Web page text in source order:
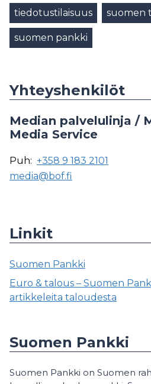
tiedotustilaisuus suomen
suomen pankki
Yhteyshenkilöt
Median palvelulinja /
Media Service
Puh: +358 9 183 2101
media@bof.fi
Linkit
Suomen Pankki
Euro & talous – Suomen
artikkeleita taloudesta
Suomen Pankki
Suomen Pankki on Suomen